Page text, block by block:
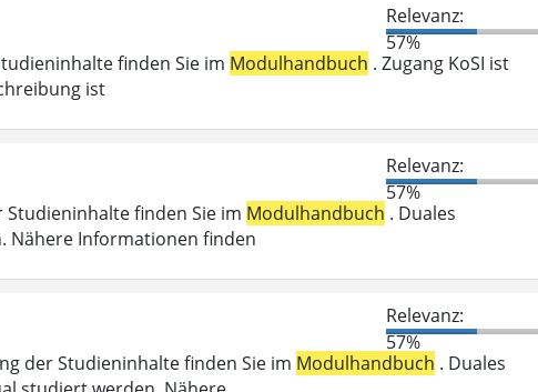
Relevanz:
57%
finden Sie im Modulhandbuch . Zugang KoSI ist
ist
Relevanz:
57%
finden Sie im Modulhandbuch . Duales
Nähere Informationen finden
Relevanz:
57%
der Studieninhalte finden Sie im Modulhandbuch . Duales